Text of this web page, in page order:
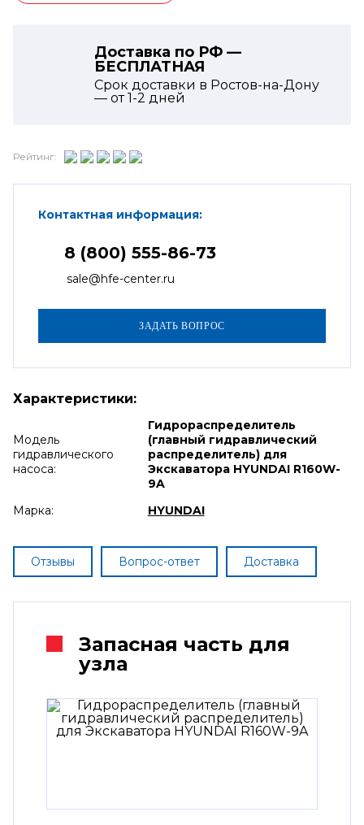
Доставка по РФ —
БЕСПЛАТНАЯ
Срок доставки в Ростов-на-Дону
— от1-2 дней
Рейтинг:
Контактная информация:
8 (800) 555-86-73
sale@hfe-center.ru
Характеристики:
Модель
гидравлического
насоса:
Гидрораспределитель
(главный гидравлический
распределитель) для
Экскаватора HYUNDAI R160W-
9A
Марка:
HYUNDAI
Отзывы Вопрос-ответ Доставка
Запасная часть для
узла